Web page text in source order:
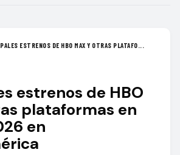
ESTRENOS DE HBO MAX Y OTRAS PLATAFO...
estrenos de HBO
plataformas en
en